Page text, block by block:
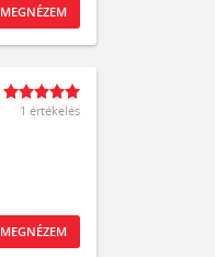
MEGNÉZEM
1 értékelés
MEGNÉZEM